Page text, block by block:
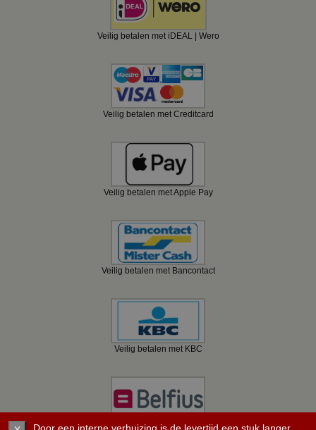
Veilig betalen met iDEAL | Wero
Veilig betalen met Creditcard
Veilig betalen met Apple Pay
Veilig betalen met Bancontact
Veilig betalen met KBC
Veilig betalen met Belfius